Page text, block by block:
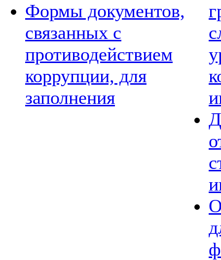
Формы документов,
связанных с
противодействием
коррупции, для
заполнения